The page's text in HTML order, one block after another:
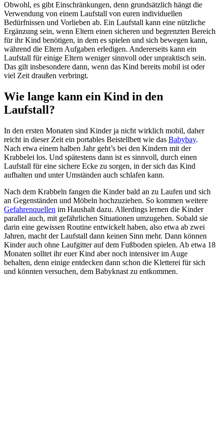
Obwohl, es gibt Einschränkungen, denn grundsätzlich hängt die
Verwendung von einem Laufstall von euren individuellen
Bedürfnissen und Vorlieben ab. Ein Laufstall kann eine nützliche
Ergänzung sein, wenn Eltern einen sicheren und begrenzten Bereich
für ihr Kind benötigen, in dem es spielen und sich bewegen kann,
während die Eltern Aufgaben erledigen. Andererseits kann ein
Laufstall für einige Eltern weniger sinnvoll oder unpraktisch sein.
Das gilt insbesondere dann, wenn das Kind bereits mobil ist oder
viel Zeit draußen verbringt.
Wie lange kann ein Kind in den
Laufstall?
In den ersten Monaten sind Kinder ja nicht wirklich mobil, daher
reicht in dieser Zeit ein portables Beistellbett wie das Babybay.
Nach etwa einem halben Jahr geht’s bei den Kindern mit der
Krabbelei los. Und spätestens dann ist es sinnvoll, durch einen
Laufstall für eine sichere Ecke zu sorgen, in der sich das Kind
aufhalten und unter Umständen auch schlafen kann.
Nach dem Krabbeln fangen die Kinder bald an zu Laufen und sich
an Gegenständen und Möbeln hochzuziehen. So kommen weitere
Gefahrenquellen im Haushalt dazu. Allerdings lernen die Kinder
parallel auch, mit gefährlichen Situationen umzugehen. Sobald sie
darin eine gewissen Routine entwickelt haben, also etwa ab zwei
Jahren, macht der Laufstall dann keinen Sinn mehr. Dann können
Kinder auch ohne Laufgitter auf dem Fußboden spielen. Ab etwa 18
Monaten solltet ihr euer Kind aber noch intensiver im Auge
behalten, denn einige entdecken dann schon die Kletterei für sich
und könnten versuchen, dem Babyknast zu entkommen.